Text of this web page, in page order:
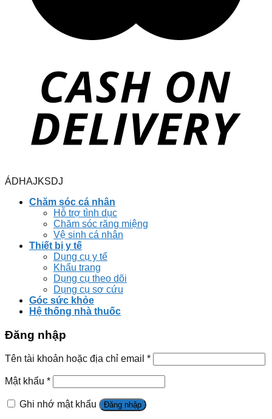
ÁDHAJKSDJ
Chăm sóc cá nhân
Hỗ trợ tình dục
Chăm sóc răng miệng
Vệ sinh cá nhân
Thiết bị y tế
Dụng cụ y tế
Khẩu trang
Dụng cụ theo dõi
Dụng cụ sơ cứu
Góc sức khỏe
Hệ thống nhà thuốc
Đăng nhập
Tên tài khoản hoặc địa chỉ email *
Mật khẩu *
Ghi nhớ mật khẩu Đăng nhập